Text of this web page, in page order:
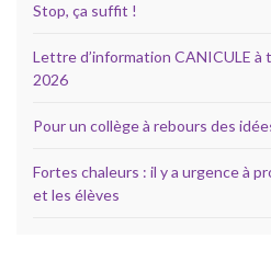
Stop, ça suffit !
Lettre d’information CANICULE à
2026
Pour un collège à rebours des
Fortes chaleurs : il y a urgence à
et les élèves